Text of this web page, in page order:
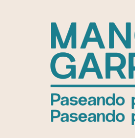
content